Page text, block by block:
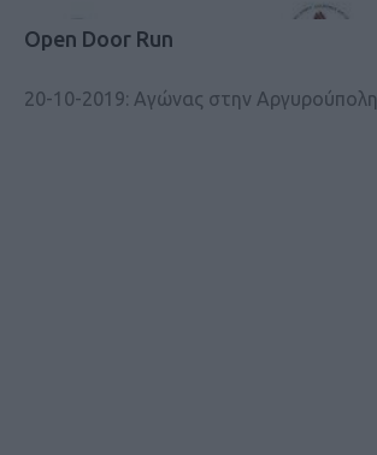
Open Door Run
20-10-2019: Αγώνας στην Αργυρούπολη